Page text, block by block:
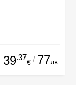
39.37
€ / 77лв.